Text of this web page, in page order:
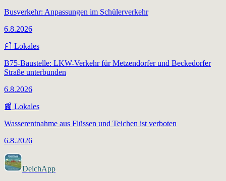
Busverkehr: Anpassungen im Schülerverkehr
6.8.2026
📰 Lokales
B75-Baustelle: LKW-Verkehr für Metzendorfer und Beckedorfer
Straße unterbunden
6.8.2026
📰 Lokales
Wasserentnahme aus Flüssen und Teichen ist verboten
6.8.2026
DeichApp